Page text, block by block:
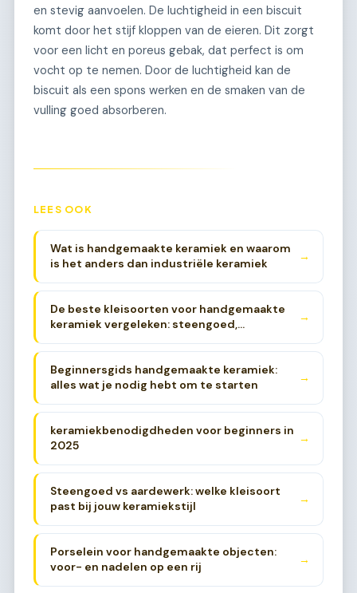
en stevig aanvoelen. De luchtigheid in een biscuit
komt door het stijf kloppen van de eieren. Dit zorgt
voor een licht en poreus gebak, dat perfect is om
vocht op te nemen. Door de luchtigheid kan de
biscuit als een spons werken en de smaken van de
vulling goed absorberen.
LEES OOK
Wat is handgemaakte keramiek en waarom
is het anders dan industriële keramiek
→
De beste kleisoorten voor handgemaakte
keramiek vergeleken: steengoed,
→
Beginnersgids handgemaakte keramiek:
alles wat je nodig hebt om te starten
→
keramiekbenodigdheden voor beginners in
2025
→
Steengoed vs aardewerk: welke kleisoort
past bij jouw keramiekstijl
→
Porselein voor handgemaakte objecten:
voor- en nadelen op een rij
→